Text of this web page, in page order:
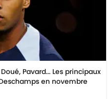
Pavard... Les principaux
en novembre